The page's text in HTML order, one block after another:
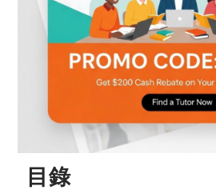
目錄